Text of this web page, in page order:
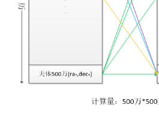
证
实
的
持
建